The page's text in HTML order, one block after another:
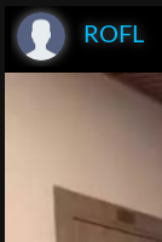
ROFL